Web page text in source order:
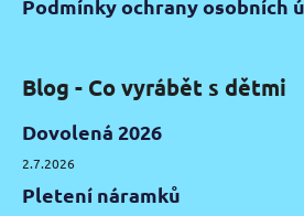
Podmínky ochrany osobních
Blog - Co vyrábět s dětmi
Dovolená 2026
2.7.2026
Pletení náramků